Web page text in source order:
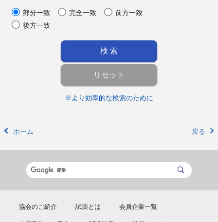
部分一致 完全一致
前方一致
後方一致
※より効率的な検索のために
ホーム 戻る
協会のご紹介 試薬とは 会員企業一覧